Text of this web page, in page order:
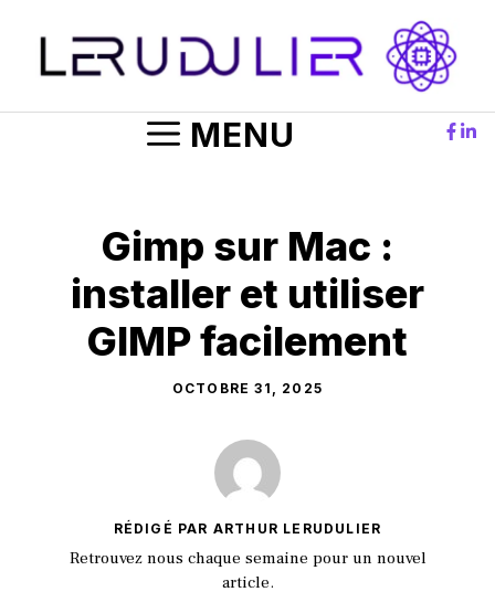
contenu
MENU
Gimp sur Mac :
installer et utiliser
GIMP facilement
OCTOBRE 31, 2025
RÉDIGÉ PAR ARTHUR LERUDULIER
Retrouvez nous chaque semaine pour un nouvel
article.